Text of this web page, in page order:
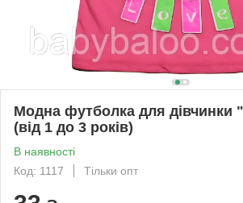
Модна футболка для дівчинки
(від 1 до 3 років)
В наявності
Код: 1117
Тільки опт